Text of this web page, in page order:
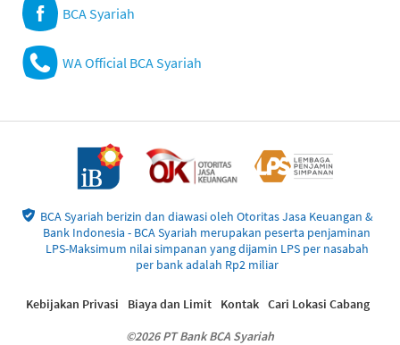
BCA Syariah
WA Official BCA Syariah
BCA Syariah berizin dan diawasi oleh Otoritas Jasa Keuangan &
Bank Indonesia - BCA Syariah merupakan peserta penjaminan
LPS-Maksimum nilai simpanan yang dijamin LPS per nasabah
per bank adalah Rp2 miliar
©2026 PT Bank BCA Syariah
Kebijakan Privasi Biaya dan Limit Kontak Cari Lokasi Cabang